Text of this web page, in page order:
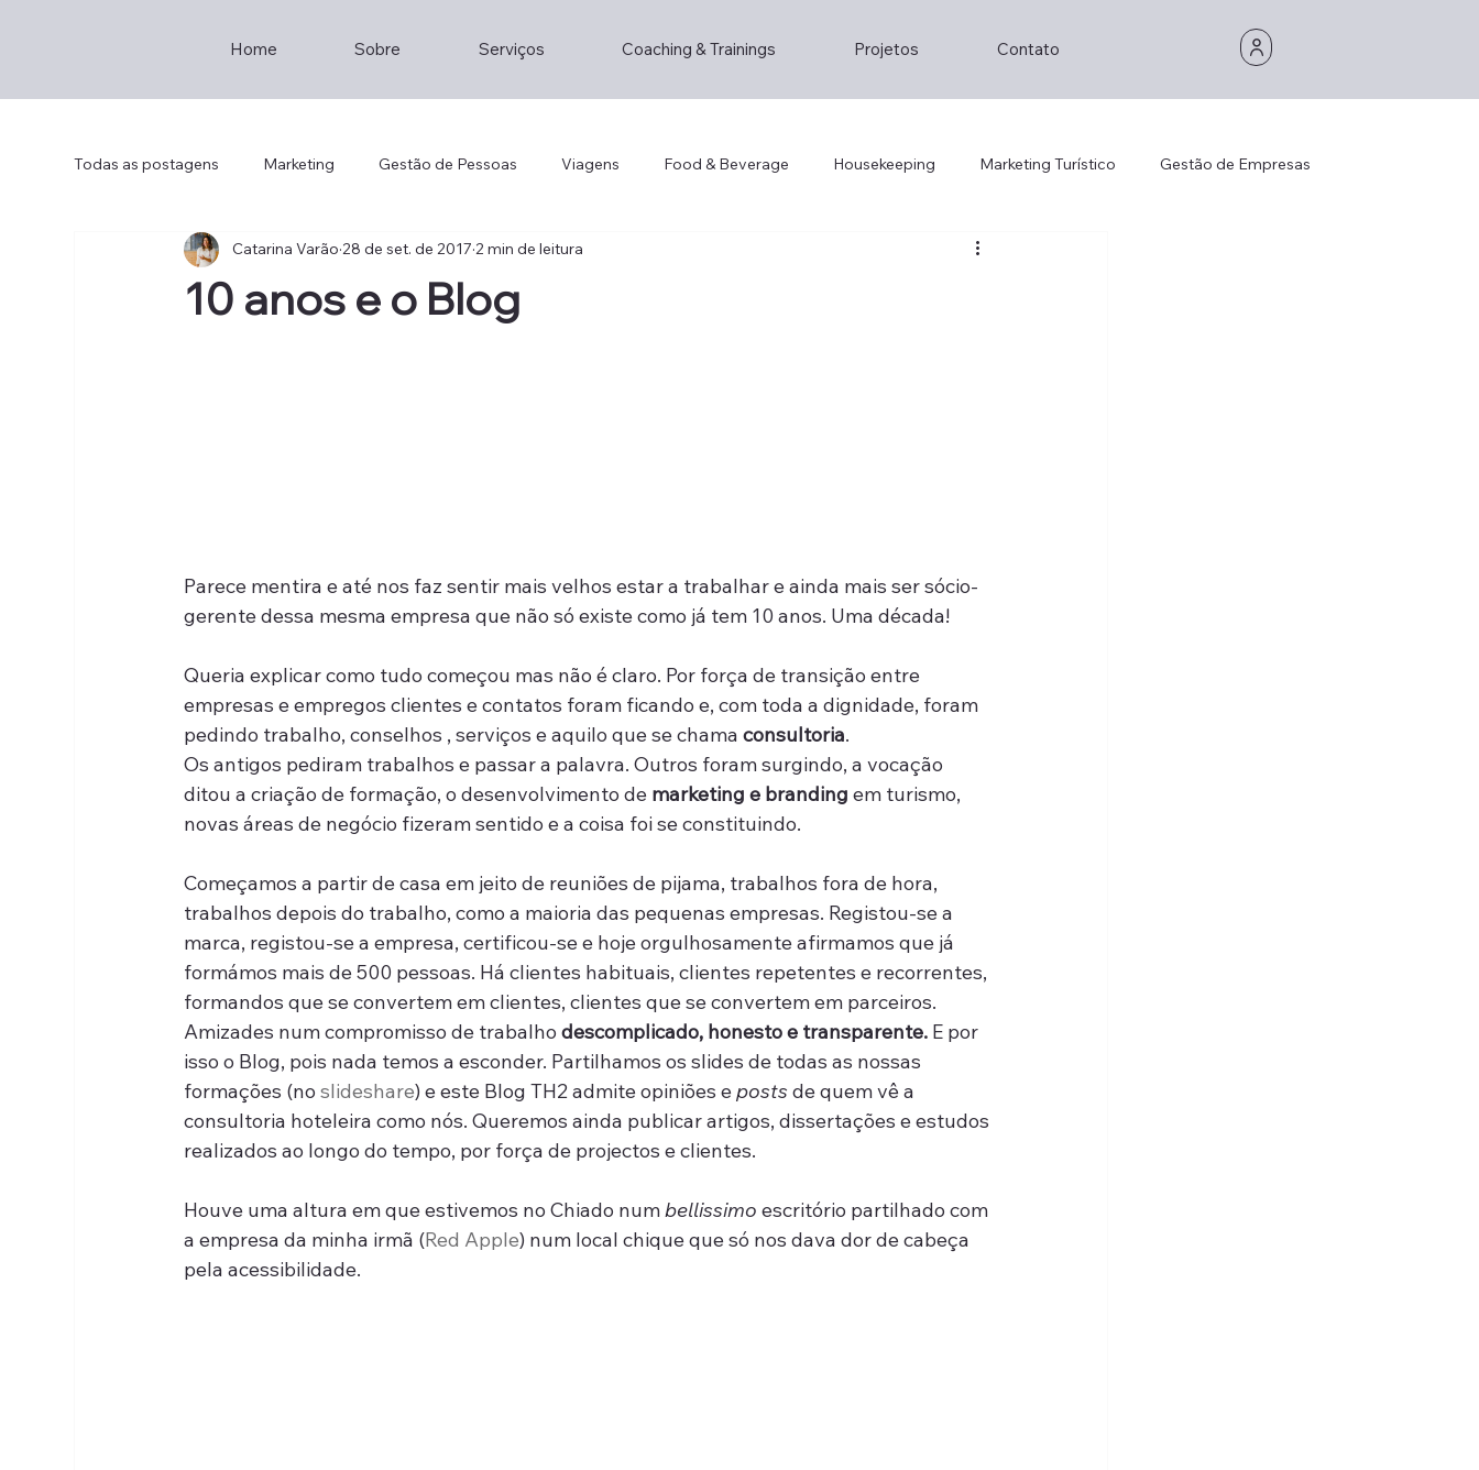
Home Sobre Serviços Coaching & Trainings Projetos Contato
Todas as postagens Marketing Gestão de Pessoas Viagens Food & Beverage Housekeeping Marketing Turístico Gestão de Empresas
Empreendedorismo Consultoria Staff Lifestyle
10 anos e o Blog
Catarina Varão 28 de set. de 2017 2 min de leitura
Parece mentira e até nos faz sentir mais velhos estar a trabalhar e ainda mais ser sócio-
gerente dessa mesma empresa que não só existe como já tem 10 anos. Uma década!
Queria explicar como tudo começou mas não é claro. Por força de transição entre
empresas e empregos clientes e contatos foram ficando e, com toda a dignidade, foram
pedindo trabalho, conselhos , serviços e aquilo que se chama consultoria.
Os antigos pediram trabalhos e passar a palavra. Outros foram surgindo, a vocação
ditou a criação de formação, o desenvolvimento de marketing e branding em turismo,
novas áreas de negócio fizeram sentido e a coisa foi se constituindo.
Começamos a partir de casa em jeito de reuniões de pijama, trabalhos fora de hora,
trabalhos depois do trabalho, como a maioria das pequenas empresas. Registou-se a
marca, registou-se a empresa, certificou-se e hoje orgulhosamente afirmamos que já
formámos mais de 500 pessoas. Há clientes habituais, clientes repetentes e recorrentes,
formandos que se convertem em clientes, clientes que se convertem em parceiros.
Amizades num compromisso de trabalho descomplicado, honesto e transparente. E por
isso o Blog, pois nada temos a esconder. Partilhamos os slides de todas as nossas
formações (no slideshare) e este Blog TH2 admite opiniões e posts de quem vê a
consultoria hoteleira como nós. Queremos ainda publicar artigos, dissertações e estudos
realizados ao longo do tempo, por força de projectos e clientes.
Houve uma altura em que estivemos no Chiado num bellissimo escritório partilhado com
a empresa da minha irmã (Red Apple) num local chique que só nos dava dor de cabeça
pela acessibilidade.